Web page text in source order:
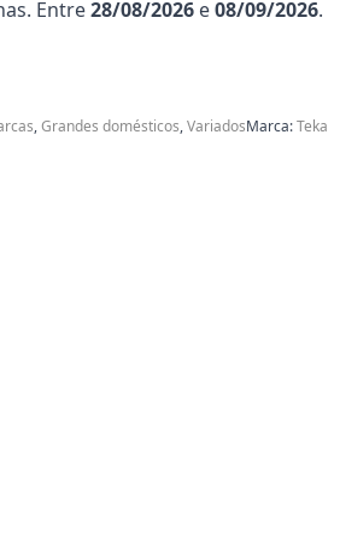
Entre28/08/2026 e08/09/2026.
,Grandes domésticos,VariadosMarca:Teka